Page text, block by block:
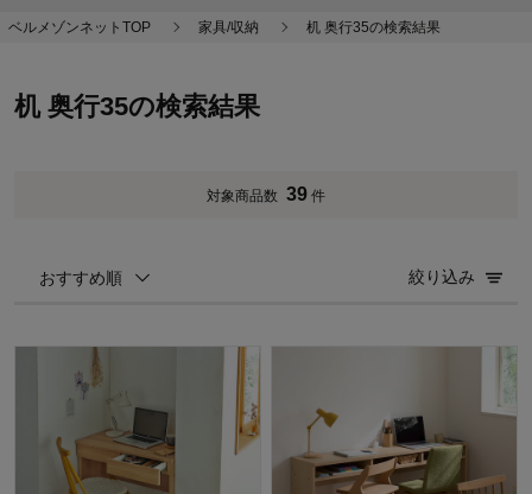
ベルメゾンネットTOP 家具/収納 机 奥行35の検索結果
机 奥行35の検索結果
対象商品数 39 件
おすすめ順 絞り込み